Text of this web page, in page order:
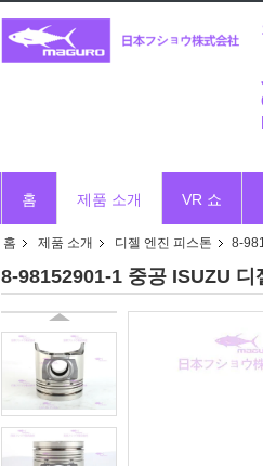
홈 제품 소개 VR 쇼
홈 제품 소개 디젤 엔진 피스톤 8-
8-98152901-1 중공 ISUZU